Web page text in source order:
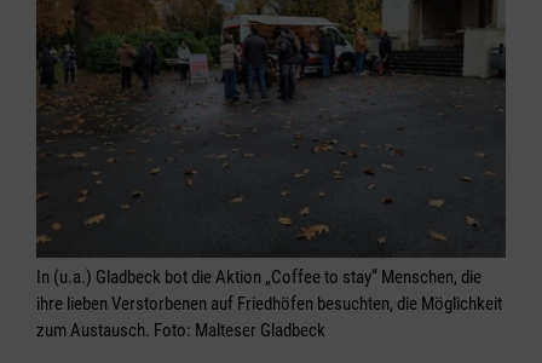
In (u.a.) Gladbeck bot die Aktion „Coffee to stay“ Menschen, die
ihre lieben Verstorbenen auf Friedhöfen besuchten, die Möglichkeit
zum Austausch. Foto: Malteser Gladbeck